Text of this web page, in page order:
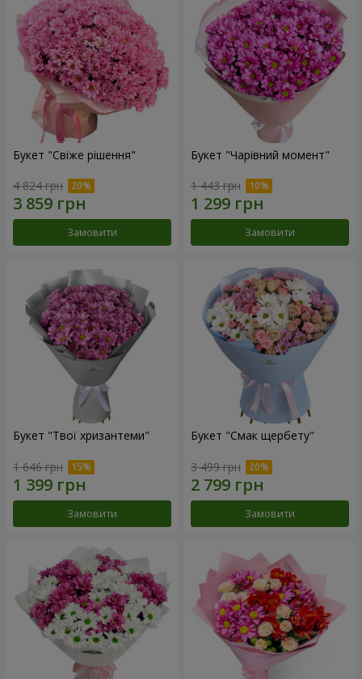
Букет "Свіже рішення"
4 824 грн
Замовити
Букет "Чарівний момент"
1 443 грн
Замовити
Букет "Твої хризантеми"
1 646 грн
Замовити
Букет "Смак щербету"
3 499 грн
Замовити